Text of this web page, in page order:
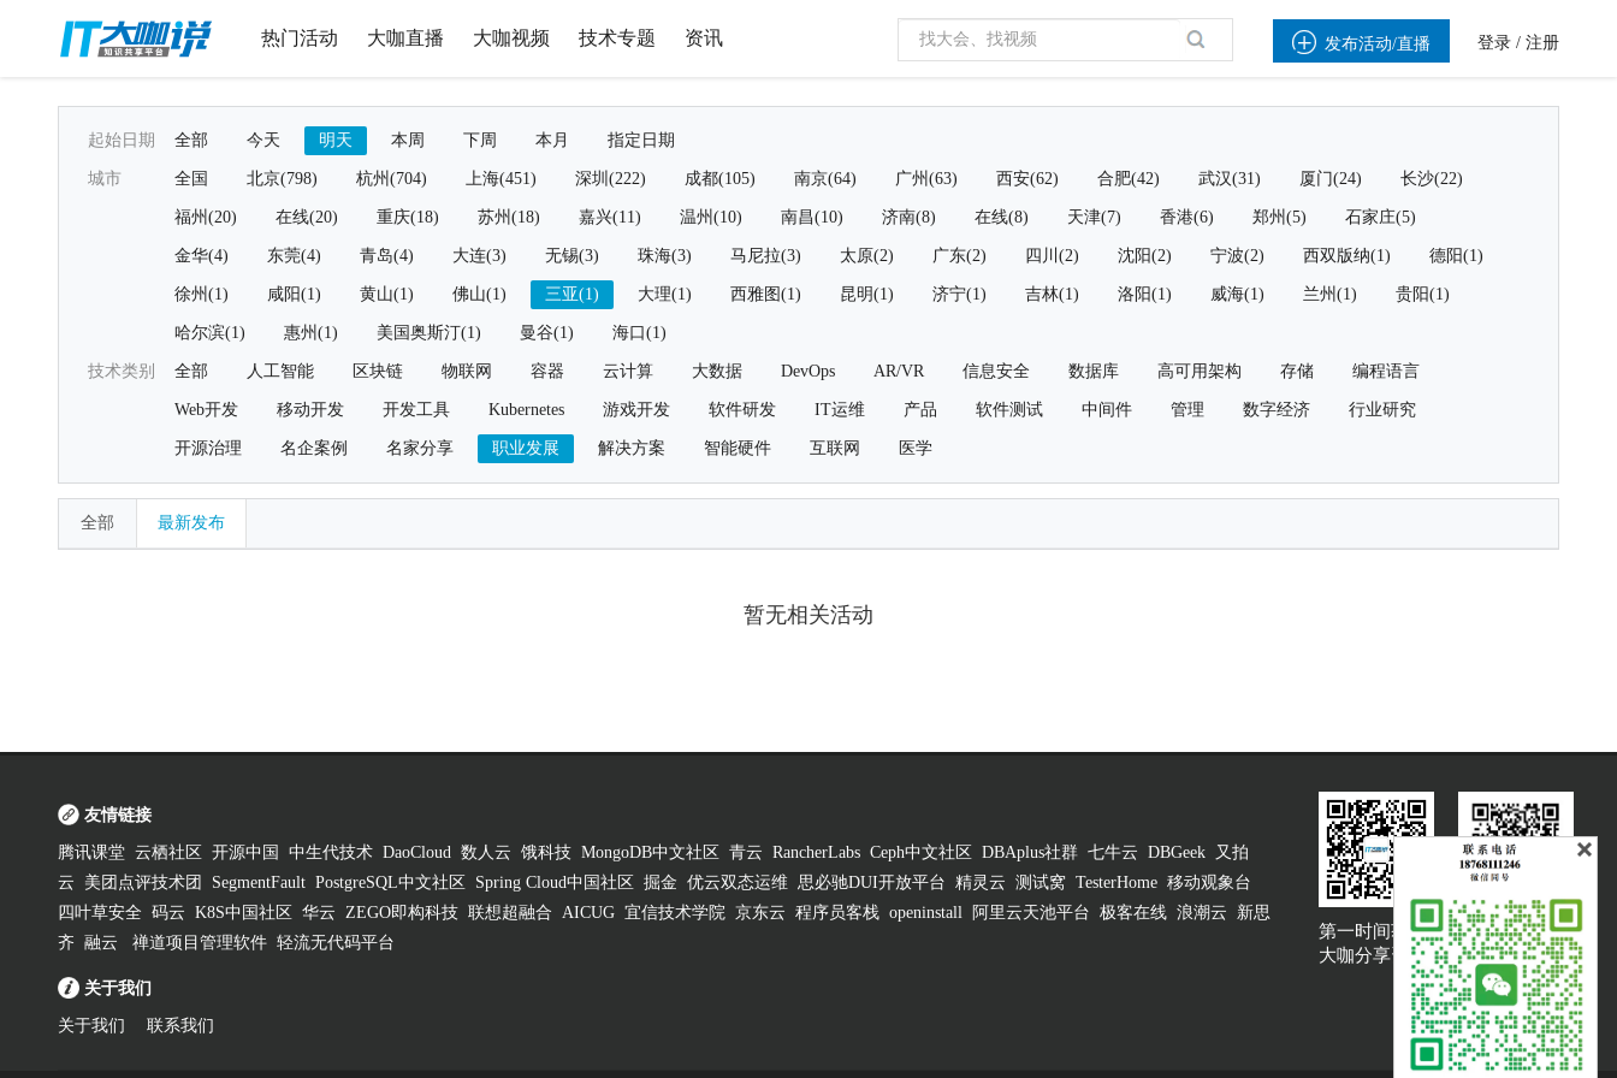
热门活动 大咖直播 大咖视频 技术专题 资讯  发布活动/直播 登录 / 注册
起始日期 全部 今天 明天 本周 下周 本月 指定日期
城市 全国 北京(798) 杭州(704) 上海(451) 深圳(222) 成都(105) 南京(64) 广州(63) 西安(62) 合肥(42) 武汉(31) 厦门(24) 长沙(22)
福州(20) 在线(20) 重庆(18) 苏州(18) 嘉兴(11) 温州(10) 南昌(10) 济南(8) 在线(8) 天津(7) 香港(6) 郑州(5) 石家庄(5)
金华(4) 东莞(4) 青岛(4) 大连(3) 无锡(3) 珠海(3) 马尼拉(3) 太原(2) 广东(2) 四川(2) 沈阳(2) 宁波(2) 西双版纳(1) 德阳(1)
徐州(1) 咸阳(1) 黄山(1) 佛山(1) 三亚(1) 大理(1) 西雅图(1) 昆明(1) 济宁(1) 吉林(1) 洛阳(1) 威海(1) 兰州(1) 贵阳(1)
哈尔滨(1) 惠州(1) 美国奥斯汀(1) 曼谷(1) 海口(1)
技术类别 全部 人工智能 区块链 物联网 容器 云计算 大数据 DevOps AR/VR 信息安全 数据库 高可用架构 存储 编程语言
Web开发 移动开发 开发工具 Kubernetes 游戏开发 软件研发 IT运维 产品 软件测试 中间件 管理 数字经济 行业研究
开源治理 名企案例 名家分享 职业发展 解决方案 智能硬件 互联网 医学
全部 最新发布
暂无相关活动
友情链接
腾讯课堂 云栖社区 开源中国 中生代技术 DaoCloud 数人云 饿科技 MongoDB中文社区 青云 RancherLabs Ceph中文社区 DBAplus社群 七牛云 DBGeek
又拍
云
美团点评技术团 SegmentFault PostgreSQL中文社区 Spring Cloud中国社区 掘金 优云双态运维 思必驰DUI开放平台 精灵云 测试窝 TesterHome 移动观象台
四叶草安全 码云 K8S中国社区 华云 ZEGO即构科技 联想超融合 AICUG 宜信技术学院 京东云 程序员客栈 openinstall 阿里云天池平台 极客在线 浪潮云
新思
齐 融云 禅道项目管理软件 轻流无代码平台
关于我们
关于我们 联系我们
第一时间获取
大咖分享资讯
大咖说吐槽客服